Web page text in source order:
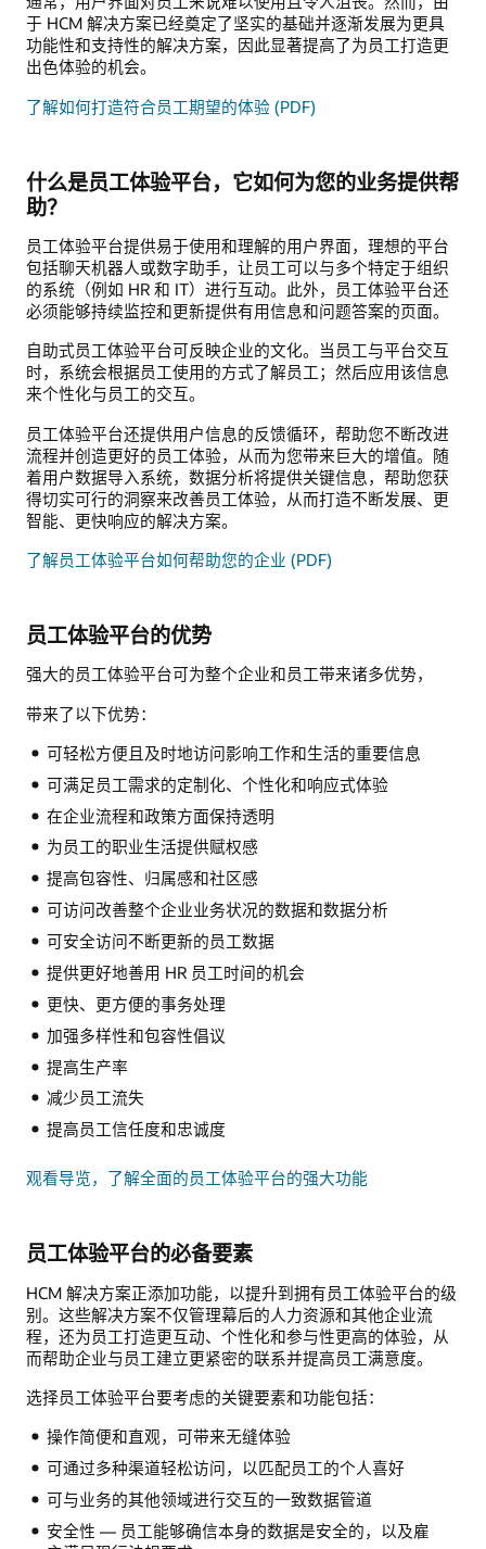
于 HCM 解决方案已经奠定了坚实的基础并逐渐发展为更具
功能性和支持性的解决方案，因此显著提高了为员工打造更
出色体验的机会。
了解如何打造符合员工期望的体验 (PDF)
什么是员工体验平台，它如何为您的业务提供帮
助？
员工体验平台提供易于使用和理解的用户界面，理想的平台
包括聊天机器人或数字助手，让员工可以与多个特定于组织
的系统（例如 HR 和 IT）进行互动。此外，员工体验平台还
必须能够持续监控和更新提供有用信息和问题答案的页面。
自助式员工体验平台可反映企业的文化。当员工与平台交互
时，系统会根据员工使用的方式了解员工；然后应用该信息
来个性化与员工的交互。
员工体验平台还提供用户信息的反馈循环，帮助您不断改进
流程并创造更好的员工体验，从而为您带来巨大的增值。随
着用户数据导入系统，数据分析将提供关键信息，帮助您获
得切实可行的洞察来改善员工体验，从而打造不断发展、更
智能、更快响应的解决方案。
了解员工体验平台如何帮助您的企业 (PDF)
员工体验平台的优势
强大的员工体验平台可为整个企业和员工带来诸多优势，
带来了以下优势：
可轻松方便且及时地访问影响工作和生活的重要信息
可满足员工需求的定制化、个性化和响应式体验
在企业流程和政策方面保持透明
为员工的职业生活提供赋权感
提高包容性、归属感和社区感
可访问改善整个企业业务状况的数据和数据分析
可安全访问不断更新的员工数据
提供更好地善用 HR 员工时间的机会
更快、更方便的事务处理
加强多样性和包容性倡议
提高生产率
减少员工流失
提高员工信任度和忠诚度
观看导览，了解全面的员工体验平台的强大功能
员工体验平台的必备要素
HCM 解决方案正添加功能，以提升到拥有员工体验平台的级
别。这些解决方案不仅管理幕后的人力资源和其他企业流
程，还为员工打造更互动、个性化和参与性更高的体验，从
而帮助企业与员工建立更紧密的联系并提高员工满意度。
选择员工体验平台要考虑的关键要素和功能包括：
操作简便和直观，可带来无缝体验
可通过多种渠道轻松访问，以匹配员工的个人喜好
可与业务的其他领域进行交互的一致数据管道
安全性 — 员工能够确信本身的数据是安全的，以及雇